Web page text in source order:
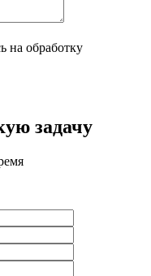
на обработку
задачу